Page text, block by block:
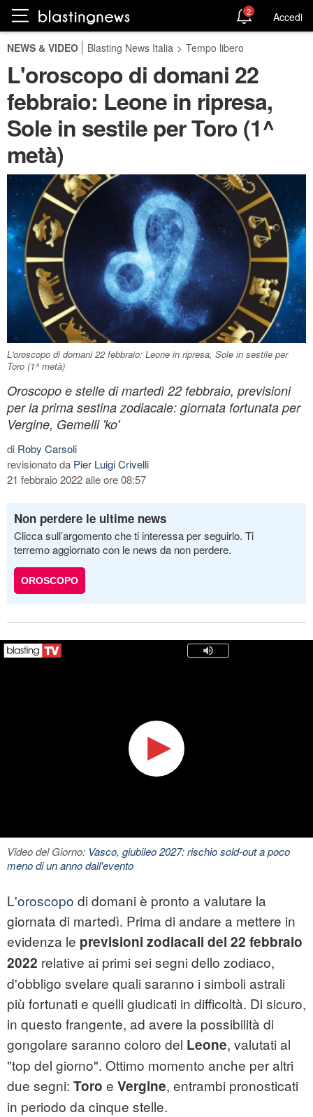
2 Accedi
NEWS & VIDEO Blasting News Italia > Tempo libero
L'oroscopo di domani 22
febbraio: Leone in ripresa,
Sole in sestile per Toro (1^
metà)
L'oroscopo di domani 22 febbraio: Leone in ripresa, Sole in sestile per
Toro (1^ metà)
Oroscopo e stelle di martedì 22 febbraio, previsioni
per la prima sestina zodiacale: giornata fortunata per
Vergine, Gemelli 'ko'
di Roby Carsoli
revisionato da Pier Luigi Crivelli
21 febbraio 2022 alle ore 08:57
Non perdere le ultime news
Clicca sull’argomento che ti interessa per seguirlo. Ti
terremo aggiornato con le news da non perdere.
OROSCOPO
Video del Giorno: Vasco, giubileo 2027: rischio sold-out a poco
meno di un anno dall'evento
L'oroscopo di domani è pronto a valutare la
giornata di martedì. Prima di andare a mettere in
evidenza le previsioni zodiacali del 22 febbraio
2022 relative ai primi sei segni dello zodiaco,
d'obbligo svelare quali saranno i simboli astrali
più fortunati e quelli giudicati in difficoltà. Di sicuro,
in questo frangente, ad avere la possibilità di
gongolare saranno coloro del Leone, valutati al
"top del giorno". Ottimo momento anche per altri
due segni: Toro e Vergine, entrambi pronosticati
in periodo da cinque stelle.